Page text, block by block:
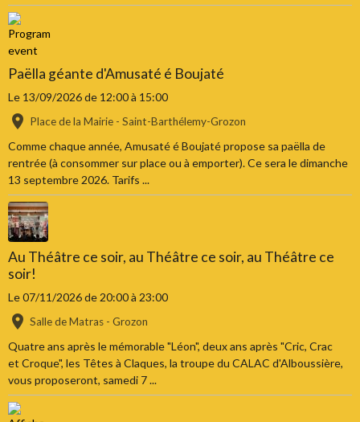
Paëlla géante d'Amusaté é Boujaté
Le 13/09/2026de 12:00à 15:00
Place de la Mairie - Saint-Barthélemy-Grozon
Comme chaque année, Amusaté é Boujaté propose sa paëlla de
rentrée (à consommer sur place ou à emporter). Ce sera le dimanche
13 septembre 2026. Tarifs ...
Au Théâtre ce soir, au Théâtre ce soir, au Théâtre ce
soir!
Le 07/11/2026de 20:00à 23:00
Salle de Matras - Grozon
Quatre ans après le mémorable "Léon", deux ans après "Cric, Crac
et Croque", les Têtes à Claques, la troupe du CALAC d'Alboussière,
vous proposeront, samedi 7 ...